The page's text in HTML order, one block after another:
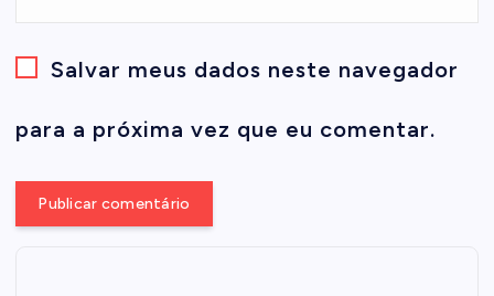
Salvar meus dados neste navegador
para a próxima vez que eu comentar.